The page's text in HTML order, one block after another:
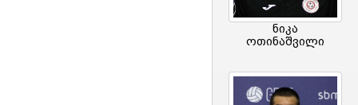
ნიკა
ოთინაშვილი